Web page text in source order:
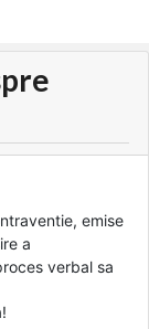
emise
a
verbal sa